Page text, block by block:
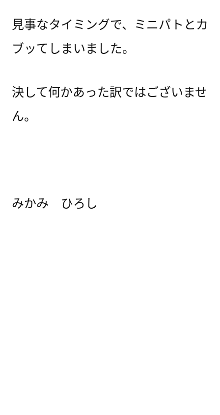
見事なタイミングで、ミニパトとカ
ブッてしまいました。
決して何かあった訳ではございませ
ん。
みかみ ひろし